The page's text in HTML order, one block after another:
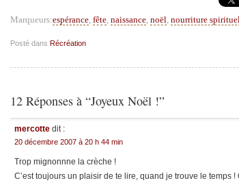
Marqueurs:espérance, fête, naissance, noël, nourriture
Posté dans Récréation
12 Réponses à “Joyeux Noël !”
mercotte dit :
20 décembre 2007 à 20 h 44 min
Trop mignonnne la crèche !
C’est toujours un plaisir de te lire, quand je trouve le temps